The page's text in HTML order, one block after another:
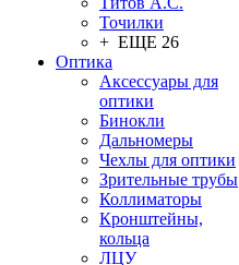
Точилки
+ ЕЩЕ 26
Оптика
Аксессуары для
оптики
Бинокли
Дальномеры
Чехлы для оптики
Зрительные трубы
Коллиматоры
Кронштейны,
кольца
ЛЦУ